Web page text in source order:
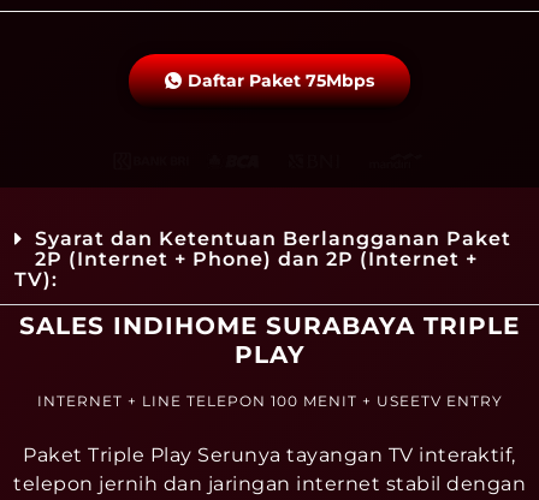
Daftar Paket 75Mbps
Syarat dan Ketentuan Berlangganan Paket
2P (Internet + Phone) dan 2P (Internet +
TV):
SALES INDIHOME SURABAYA TRIPLE
PLAY
INTERNET + LINE TELEPON 100 MENIT + USEETV ENTRY
Paket Triple Play Serunya tayangan TV interaktif,
telepon jernih dan jaringan internet stabil dengan